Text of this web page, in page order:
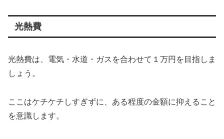
光熱費
光熱費は、電気・水道・ガスを合わせて１万円を目指しま
しょう。
ここはケチケチしすぎずに、ある程度の金額に抑えること
を意識します。